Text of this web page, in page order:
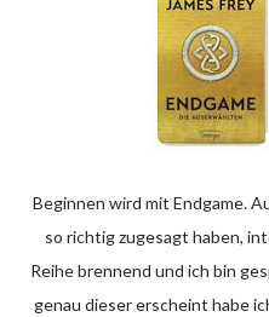
Beginnen wird mit Endgame. Auch wenn mir beide Bücher nicht
so richtig zugesagt haben,
Reihe brennend und ich bin
genau dieser erscheint habe